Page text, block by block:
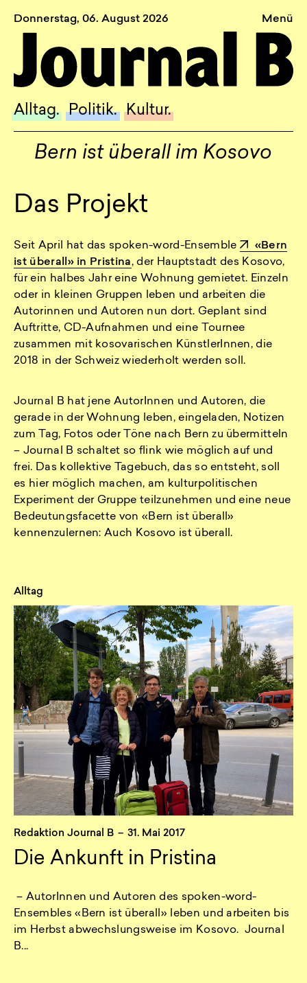
Donnerstag, 06. August 2026
Alltag. Politik. Kultur.
Menü
Sagt, was Bern bewegt
Alltag.
Politik.
Kultur.
Blog.
Suche.
INSTAGRAM
FACEBOOK
BLUESKY
Bern ist überall im Kosovo
Das Projekt
Seit April hat das spoken-word-Ensemble
«Bern
ist überall» in Pristina, der Hauptstadt des Kosovo,
für ein halbes Jahr eine Wohnung gemietet. Einzeln
oder in kleinen Gruppen leben und arbeiten die
Autorinnen und Autoren nun dort. Geplant sind
Auftritte, CD-Aufnahmen und eine Tournee
zusammen mit kosovarischen KünstlerInnen, die
2018 in der Schweiz wiederholt werden soll.
Journal B hat jene AutorInnen und Autoren, die
gerade in der Wohnung leben, eingeladen, Notizen
zum Tag, Fotos oder Töne nach Bern zu übermitteln
– Journal B schaltet so flink wie möglich auf und
frei. Das kollektive Tagebuch, das so entsteht, soll
es hier möglich machen, am kulturpolitischen
Experiment der Gruppe teilzunehmen und eine neue
Bedeutungsfacette von «Bern ist überall»
kennenzulernen: Auch Kosovo ist überall.
Alltag
Redaktion Journal B – 31. Mai 2017
Die Ankunft in Pristina
– AutorInnen und Autoren des spoken-word-
Ensembles «Bern ist überall» leben und arbeiten bis
im Herbst abwechslungsweise im Kosovo. Journal
B...